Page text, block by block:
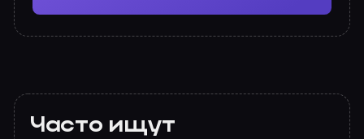
Часто ищут